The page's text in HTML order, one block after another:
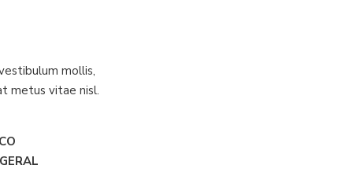
mollis,
metus vitae nisl.